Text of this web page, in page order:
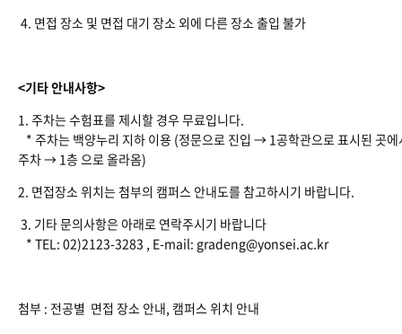
4. 면접 장소 및 면접 대기 장소 외에 다른 장소 출입 불가
<기타 안내사항>
1. 주차는 수험표를 제시할 경우 무료입니다.
* 주차는 백양누리 지하 이용 (정문으로 진입 → 1공학관으로 표시된 곳에
주차 → 1층 으로 올라옴)
2. 면접장소 위치는 첨부의 캠퍼스 안내도를 참고하시기 바랍니다.
3. 기타 문의사항은 아래로 연락주시기 바랍니다
* TEL: 02)2123-3283 , E-mail: gradeng@yonsei.ac.kr
첨부 : 전공별 면접 장소 안내, 캠퍼스 위치 안내